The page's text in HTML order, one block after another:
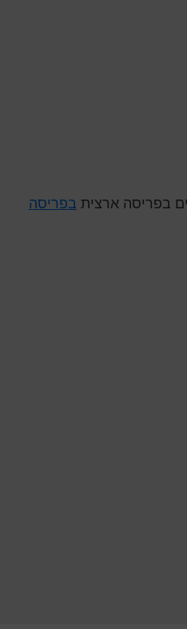
בפריסה ארצית בפריסה